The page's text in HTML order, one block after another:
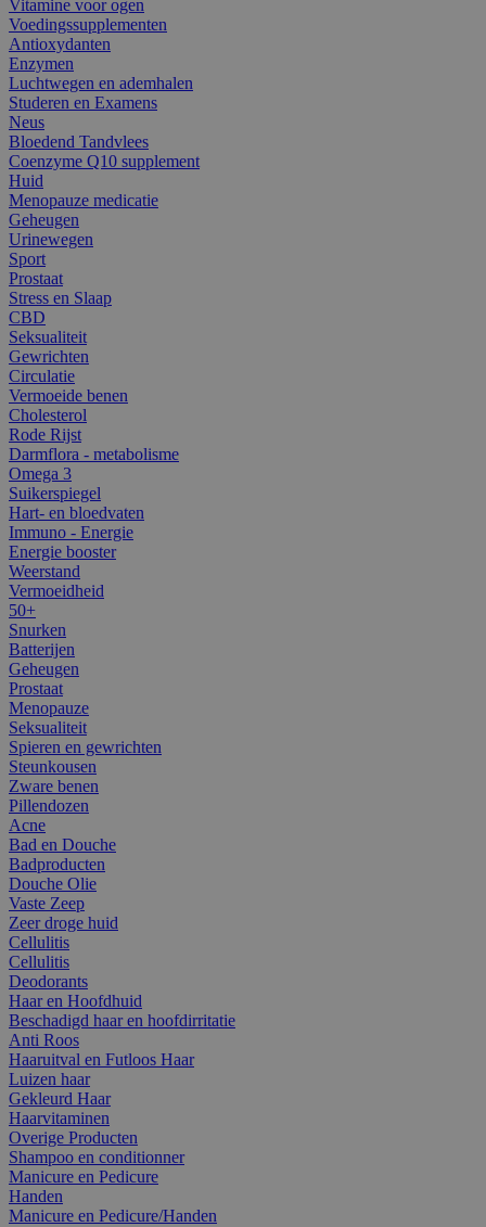
Vitamine voor ogen
Voedingssupplementen
Antioxydanten
Enzymen
Luchtwegen en ademhalen
Studeren en Examens
Neus
Bloedend Tandvlees
Coenzyme Q10 supplement
Huid
Menopauze medicatie
Geheugen
Urinewegen
Sport
Prostaat
Stress en Slaap
CBD
Seksualiteit
Gewrichten
Circulatie
Vermoeide benen
Cholesterol
Rode Rijst
Darmflora - metabolisme
Omega 3
Suikerspiegel
Hart- en bloedvaten
Immuno - Energie
Energie booster
Weerstand
Vermoeidheid
50+
Snurken
Batterijen
Geheugen
Prostaat
Menopauze
Seksualiteit
Spieren en gewrichten
Steunkousen
Zware benen
Pillendozen
Acne
Bad en Douche
Badproducten
Douche Olie
Vaste Zeep
Zeer droge huid
Cellulitis
Cellulitis
Deodorants
Haar en Hoofdhuid
Beschadigd haar en hoofdirritatie
Anti Roos
Haaruitval en Futloos Haar
Luizen haar
Gekleurd Haar
Haarvitaminen
Overige Producten
Shampoo en conditionner
Manicure en Pedicure
Handen
Manicure en Pedicure/Handen